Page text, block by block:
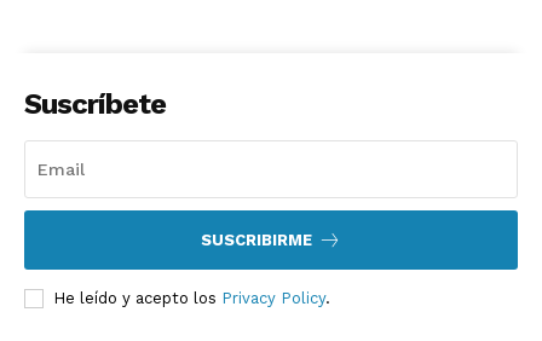
Suscríbete
SUSCRIBIRME
He leído y acepto los Privacy Policy.